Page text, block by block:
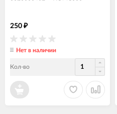
250 ₽
Нет в наличии
Кол-во